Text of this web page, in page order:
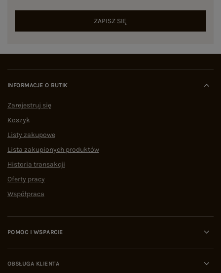
ZAPISZ SIĘ
INFORMACJE O BUTIK
Zarejestruj się
Koszyk
Listy zakupowe
Lista zakupionych produktów
Historia transakcji
Oferty pracy
Współpraca
POMOC I WSPARCIE
OBSŁUGA KLIENTA